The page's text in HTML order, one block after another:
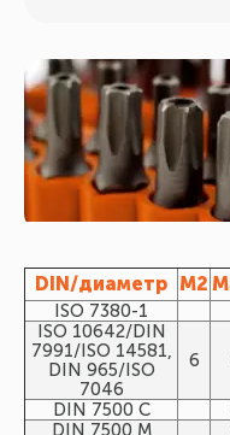
DIN/диаметр М2
ISO 7380-1
ISO 10642/DIN
7991/ISO 14581,
DIN 965/ISO
7046
6
DIN 7500 C
DIN 7500 M